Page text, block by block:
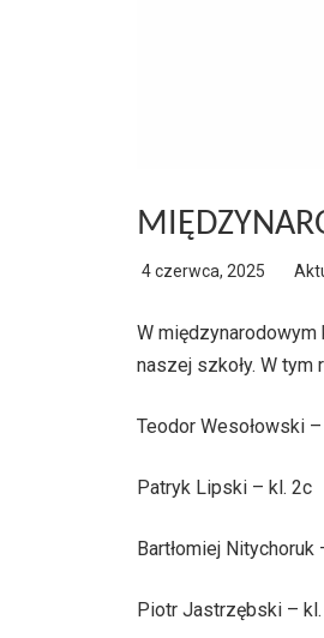
4 czerwca, 2025
W międzynarodowym
naszej szkoły. W
Teodor Wesołowski
Patryk Lipski – kl. 2c
Bartłomiej Nitychoruk
Piotr Jastrzębski –